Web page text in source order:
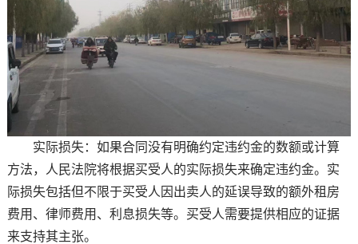
实际损失：如果合同没有明确约定违约金的数额或计算
方法，人民法院将根据买受人的实际损失来确定违约金。实
际损失包括但不限于买受人因出卖人的延误导致的额外租房
费用、律师费用、利息损失等。买受人需要提供相应的证据
来支持其主张。